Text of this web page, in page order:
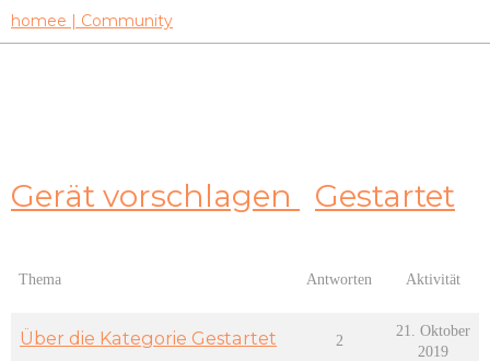
homee | Community
Gerät vorschlagen Gestartet
Thema Antworten Aktivität
Über die Kategorie Gestartet 2
21. Oktober
2019